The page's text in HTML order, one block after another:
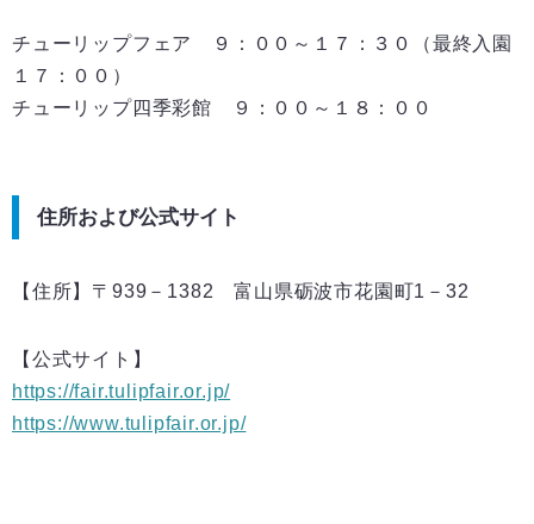
チューリップフェア ９：００～１７：３０（最終入園
１７：００）
チューリップ四季彩館 ９：００～１８：００
住所および公式サイト
【住所】〒939－1382 富山県砺波市花園町1－32
【公式サイト】
https://fair.tulipfair.or.jp/
https://www.tulipfair.or.jp/